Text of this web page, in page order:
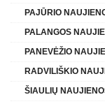
PAJŪRIO
PALANGOS
PANEVĖŽIO
RADVILIŠKIO
ŠIAULIŲ